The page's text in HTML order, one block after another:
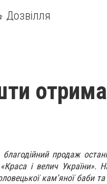
Дозвілля
продаж
і велич України».
кам’яної баби